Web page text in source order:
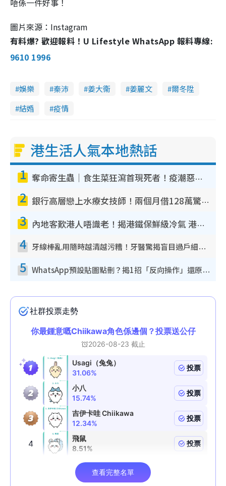
唔係一件好事！
圖片來源：Instagram
有料爆? 歡迎報料！U Lifestyle WhatsApp 報料專線:
9610 1996
娛樂 秦沛 姜大衞 姜麗文
爾冬陞
結婚
疫情
港生活人氣本地熱話
1 奪命寄生蟲｜食生菜狂瀉首現死者！疫潮惡化錄1.8萬宗病例 揭洗菜3大謬誤
2 銀行高層戀上水療女技師！兩個月借128萬驚覺「沉船」沉落火海 揭背後疑似邪教操控賣淫
3 內地客歎港人唔識老！揭港鐵保鮮級冷氣 港人求放過：咪投訴
4 牙線棒亂用隨時越清越污糟！牙醫驚揭盲目過戶細菌恐致蛀牙：呢種先係日常真保養
5 WhatsApp預設貼圖點刪？揭1招「反向操作」還原簡潔介面 附3步實測教學